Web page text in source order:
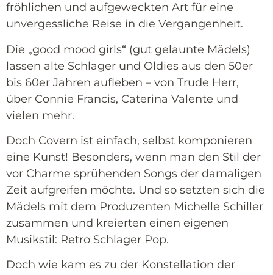
fröhlichen und aufgeweckten Art für eine
unvergessliche Reise in die Vergangenheit.
Die „good mood girls“ (gut gelaunte Mädels)
lassen alte Schlager und Oldies aus den 50er
bis 60er Jahren aufleben – von Trude Herr,
über Connie Francis, Caterina Valente und
vielen mehr.
Doch Covern ist einfach, selbst komponieren
eine Kunst! Besonders, wenn man den Stil der
vor Charme sprühenden Songs der damaligen
Zeit aufgreifen möchte. Und so setzten sich die
Mädels mit dem Produzenten Michelle Schiller
zusammen und kreierten einen eigenen
Musikstil: Retro Schlager Pop.
Doch wie kam es zu der Konstellation der